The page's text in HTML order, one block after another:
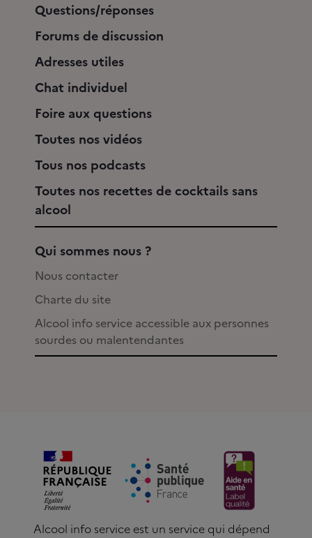
Questions/réponses
Forums de discussion
Adresses utiles
Chat individuel
Foire aux questions
Toutes nos vidéos
Tous nos podcasts
Toutes nos recettes de cocktails sans
alcool
Qui sommes nous ?
Nous contacter
Charte du site
Alcool info service accessible aux personnes
sourdes ou malentendantes
Alcool info service est un service qui dépend